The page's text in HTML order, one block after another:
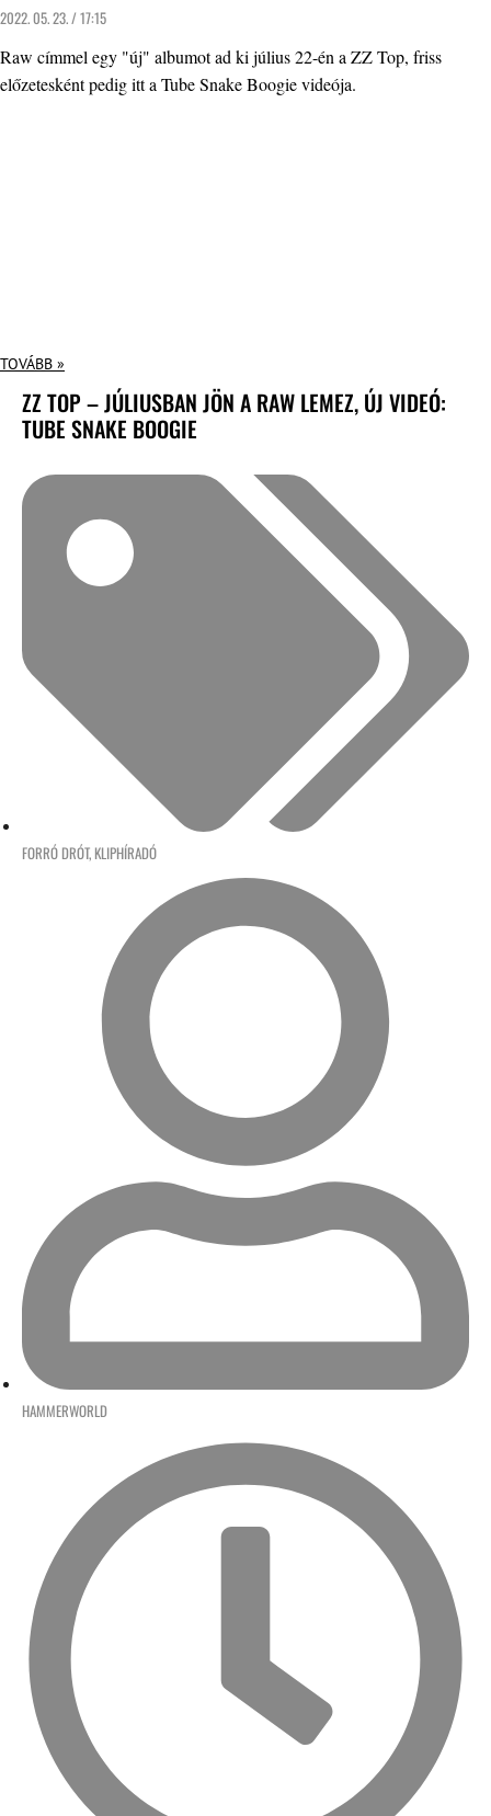
2022. 05. 23. / 17:15
Raw címmel egy "új" albumot ad ki július 22-én a ZZ Top, friss
előzetesként pedig itt a Tube Snake Boogie videója.
TOVÁBB »
ZZ TOP – JÚLIUSBAN JÖN A RAW LEMEZ, ÚJ VIDEÓ:
TUBE SNAKE BOOGIE
FORRÓ DRÓT, KLIPHÍRADÓ
HAMMERWORLD